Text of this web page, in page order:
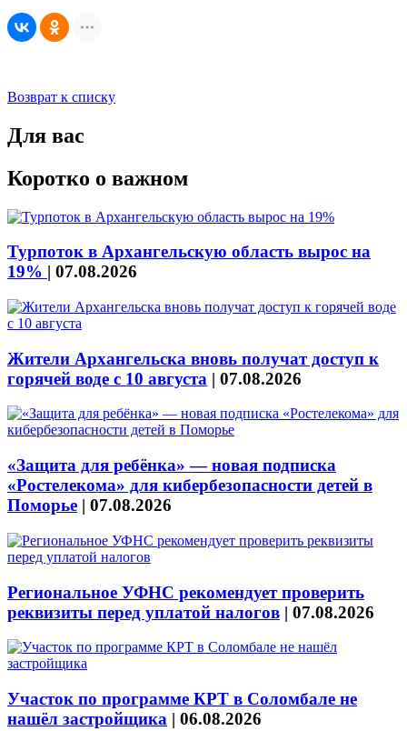
Возврат к списку
Для вас
Коротко о важном
Турпоток в Архангельскую область вырос на
19% | 07.08.2026
Жители Архангельска вновь получат доступ к
горячей воде с 10 августа | 07.08.2026
«Защита для ребёнка» — новая подписка
«Ростелекома» для кибербезопасности детей в
Поморье | 07.08.2026
Региональное УФНС рекомендует проверить
реквизиты перед уплатой налогов | 07.08.2026
Участок по программе КРТ в Соломбале не
нашёл застройщика | 06.08.2026